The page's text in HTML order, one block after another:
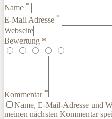
Name *
E-Mail Adresse *
Webseite
Bewertung *
Kommentar *
Name, E-Mail-Adresse und
meinen nächsten Kommentar